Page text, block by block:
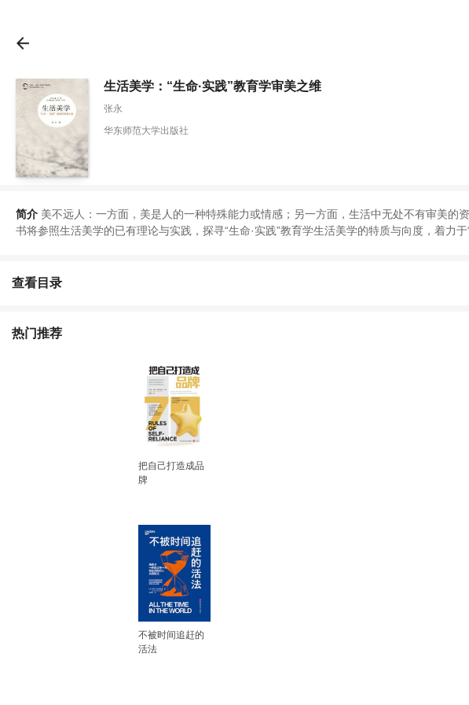
生活美学：“生命·实践”教育学审美之维
张永
华东师范大学出版社
美不远人 ： 一方面 ， 美是人的一种特殊能力或情感 ； 另一方面 ， 生活中无处不有审美的
书将参照生活美学的已有理论与实践 ， 探寻“生命·实践”教育学生活美学的特质与向度 ， 着力于
简介
查看目录
热门推荐
把自己打造成品
牌
不被时间追赶的
活法